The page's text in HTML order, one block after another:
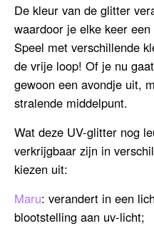
De kleur van de glitter
waardoor je elke keer
Speel met verschillende
de vrije loop! Of je nu
gewoon een avondje uit,
stralende middelpunt.
Wat deze UV-glitter nog
verkrijgbaar zijn in
kiezen uit:
Maru: verandert in een
blootstelling aan uv-licht;